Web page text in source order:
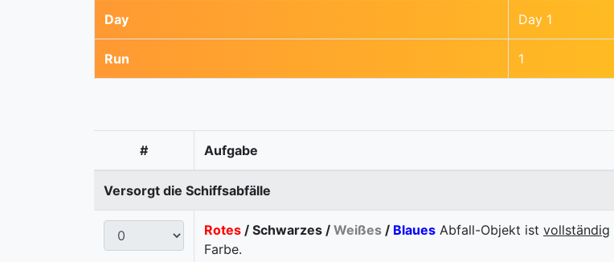
Day Day 1
Run 1
# Aufgabe
Versorgt die Schiffsabfälle
Rotes / Schwarzes / Weißes / Blaues Abfall-Objekt ist vollständig
Farbe.